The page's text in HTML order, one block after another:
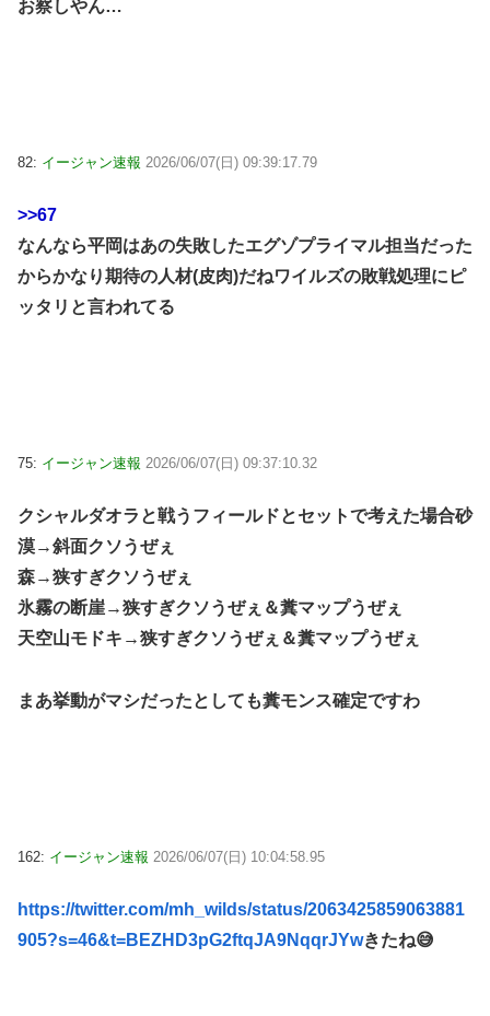
お察しやん…
82: イージャン速報 2026/06/07(日) 09:39:17.79
>>67
なんなら平岡はあの失敗したエグゾプライマル担当だった
からかなり期待の人材(皮肉)だねワイルズの敗戦処理にピ
ッタリと言われてる
75: イージャン速報 2026/06/07(日) 09:37:10.32
クシャルダオラと戦うフィールドとセットで考えた場合砂
漠→斜面クソうぜぇ
森→狭すぎクソうぜぇ
氷霧の断崖→狭すぎクソうぜぇ＆糞マップうぜぇ
天空山モドキ→狭すぎクソうぜぇ＆糞マップうぜぇ
まあ挙動がマシだったとしても糞モンス確定ですわ
162: イージャン速報 2026/06/07(日) 10:04:58.95
https://twitter.com/mh_wilds/status/2063425859063881
905?s=46&t=BEZHD3pG2ftqJA9NqqrJYwきたね😅